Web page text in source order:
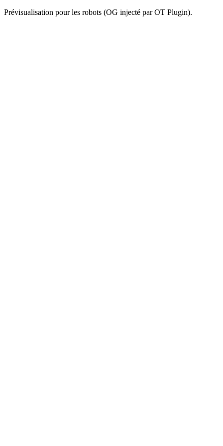
Prévisualisation pour les robots (OG injecté par OT Plugin).